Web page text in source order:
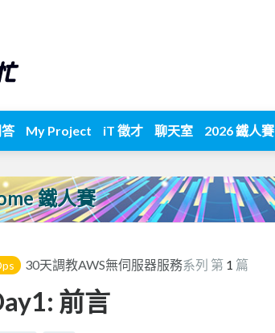
My Project iT 徵才 聊天室 2026 鐵人賽
鐵人賽
30天調教AWS無伺服器服務系列 第 1 篇
前言